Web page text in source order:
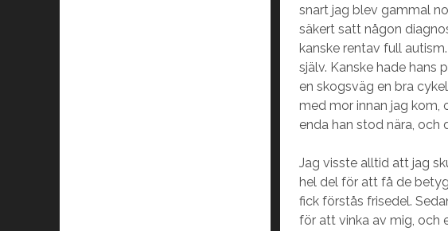
snart jag blev gammal
säkert satt någon
kanske rentav full
själv. Kanske hade hans
en skogsväg en bra
med mor innan jag kom,
enda han stod nära, och
Jag visste alltid att jag
hel del för att få de
fick förstås frisedel.
för att vinka av mig, och